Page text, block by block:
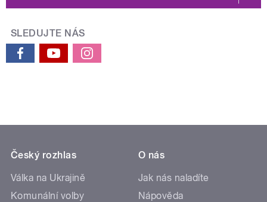
SLEDUJTE NÁS
Český rozhlas
Válka na Ukrajině
Komunální volby
O nás
Jak nás naladíte
Nápověda